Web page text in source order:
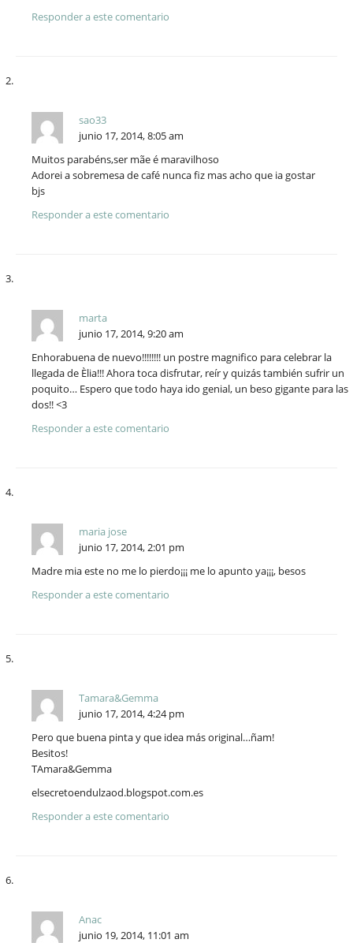
Responder a este comentario
sao33
junio 17, 2014, 8:05 am
Muitos parabéns,ser mãe é maravilhoso
Adorei a sobremesa de café nunca fiz mas acho que ia gostar
bjs
Responder a este comentario
marta
junio 17, 2014, 9:20 am
Enhorabuena de nuevo!!!!!!!! un postre magnifico para celebrar la
llegada de Èlia!!! Ahora toca disfrutar, reír y quizás también sufrir un
poquito… Espero que todo haya ido genial, un beso gigante para las
dos!! <3
Responder a este comentario
maria jose
junio 17, 2014, 2:01 pm
Madre mia este no me lo pierdo¡¡¡ me lo apunto ya¡¡¡, besos
Responder a este comentario
Tamara&Gemma
junio 17, 2014, 4:24 pm
Pero que buena pinta y que idea más original…ñam!
Besitos!
TAmara&Gemma
elsecretoendulzaod.blogspot.com.es
Responder a este comentario
Anac
junio 19, 2014, 11:01 am